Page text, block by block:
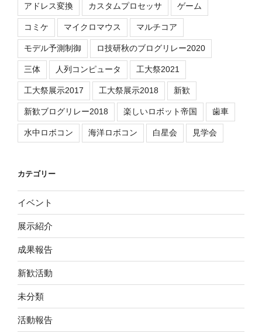
アドレス変換 カスタムプロセッサ ゲーム
コミケ マイクロマウス マルチコア
モデル予測制御 ロ技研秋のブログリレー2020
三体 人列コンピュータ 工大祭2021
工大祭展示2017 工大祭展示2018 新歓
新歓ブログリレー2018 楽しいロボット帝国 歯車
水中ロボコン 海洋ロボコン 白星会 見学会
カテゴリー
イベント
展示紹介
成果報告
新歓活動
未分類
活動報告